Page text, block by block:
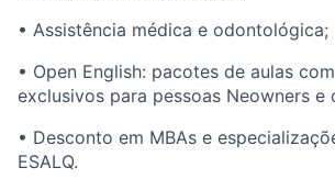
• Assistência médica e odontológica;
• Open English: pacotes de aulas
exclusivos para pessoas Neowners e
• Desconto em MBAs e
ESALQ.